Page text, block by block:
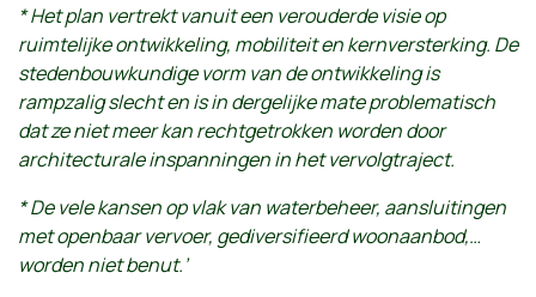
* Het plan vertrekt vanuit een verouderde visie op
ruimtelijke ontwikkeling, mobiliteit en kernversterking. De
stedenbouwkundige vorm van de ontwikkeling is
rampzalig slecht en is in dergelijke mate problematisch
dat ze niet meer kan rechtgetrokken worden door
architecturale inspanningen in het vervolgtraject.
* De vele kansen op vlak van waterbeheer, aansluitingen
met openbaar vervoer, gediversifieerd woonaanbod,…
worden niet benut.’